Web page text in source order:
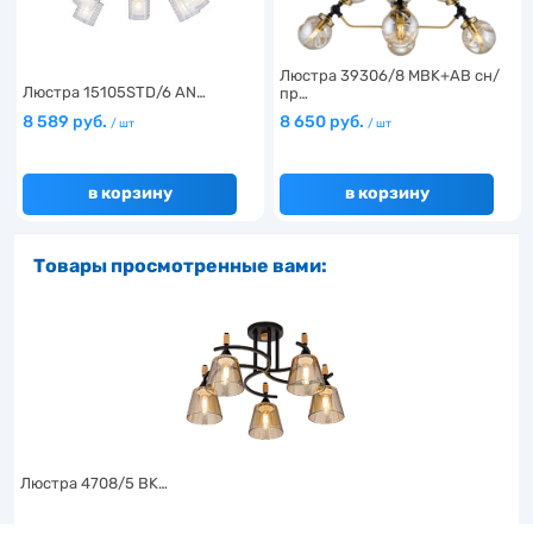
Люстра 15105STD/6 AN…
8 589 руб. / шт
в корзину
Люстра 39306/8 MBK+AB сн/
пр…
8 650 руб. / шт
в корзину
Товары просмотренные вами:
Люстра 4708/5 BK…